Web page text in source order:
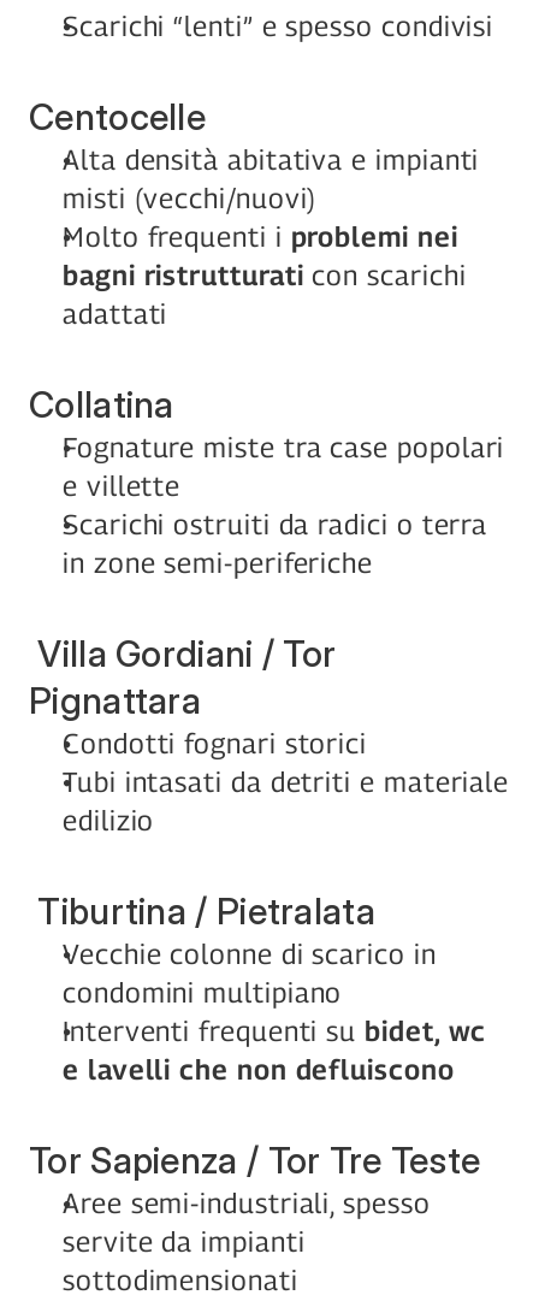
Scarichi “lenti” e spesso condivisi
Centocelle
Alta densità abitativa e impianti
misti (vecchi/nuovi)
Molto frequenti i problemi nei
bagni ristrutturati con scarichi
adattati
Collatina
Fognature miste tra case popolari
e villette
Scarichi ostruiti da radici o terra
in zone semi-periferiche
Villa Gordiani / Tor
Pignattara
Condotti fognari storici
Tubi intasati da detriti e materiale
edilizio
Tiburtina / Pietralata
Vecchie colonne di scarico in
condomini multipiano
Interventi frequenti su bidet, wc
e lavelli che non defluiscono
Tor Sapienza / Tor Tre Teste
Aree semi-industriali, spesso
servite da impianti
sottodimensionati